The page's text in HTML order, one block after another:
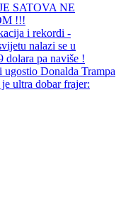
SATOVA NE
!!!
i rekordi -
nalazi se u
dolara pa naviše !
Donalda Trampa
ultra dobar frajer: